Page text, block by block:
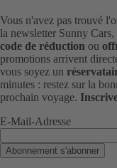
Vous n'avez pas trouvé
la newsletter Sunny
code de réduction ou
promotions arrivent
vous soyez un
minutes : restez sur la
prochain voyage.
E-Mail-Adresse
Abonnement s'abonner